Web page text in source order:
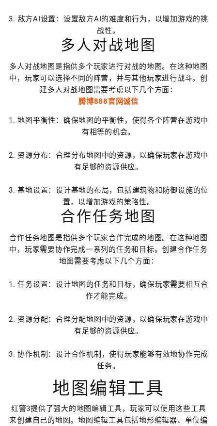
3. 敌方AI设置：设置敌方AI的难度和行为，以增加游戏的挑
战性。
多人对战地图
多人对战地图是指供多个玩家进行对战的地图。在这种地图
中，玩家可以选择不同的阵营，并与其他玩家进行战斗。创
建多人对战地图需要考虑以下几个方面：
腾博888官网诚信
1. 地图平衡性：确保地图的平衡性，使得各个阵营在游戏中
有相等的机会。
2. 资源分布：合理分布地图中的资源，以确保玩家在游戏中
有足够的资源供应。
3. 基地设置：设计基地的布局，包括建筑物和防御设施的位
置，以增加游戏的策略性。
合作任务地图
合作任务地图是指供多个玩家合作完成的地图。在这种地图
中，玩家需要协作完成一系列的任务和目标。创建合作任务
地图需要考虑以下几个方面：
1. 任务设置：设计地图的任务和目标，确保玩家需要相互合
作才能完成。
2. 资源分配：合理分配地图中的资源，以确保玩家在游戏中
有足够的资源供应。
3. 协作机制：设计合作机制，使得玩家能够有效地协作完成
任务。
地图编辑工具
红警3提供了强大的地图编辑工具，玩家可以使用这些工具
来创建自己的地图。地图编辑工具包括地形编辑器、单位编